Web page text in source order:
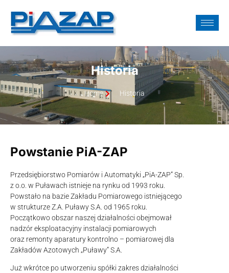
Historia
Home Historia
Powstanie PiA-ZAP
Przedsiębiorstwo Pomiarów i Automatyki „PiA-ZAP” Sp.
z o.o. w Puławach istnieje na rynku od 1993 roku.
Powstało na bazie Zakładu Pomiarowego istniejącego
w strukturze Z.A. Puławy S.A. od 1965 roku.
Początkowo obszar naszej działalności obejmował
nadzór eksploatacyjny instalacji pomiarowych
oraz remonty aparatury kontrolno – pomiarowej dla
Zakładów Azotowych „Puławy” S.A.
Już wkrótce po utworzeniu spółki zakres działalności